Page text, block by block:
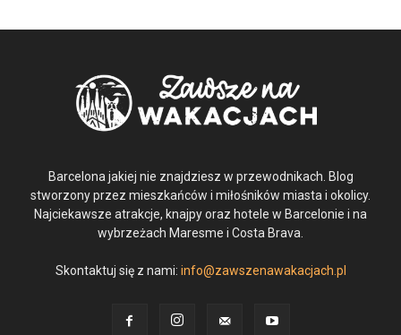
Barcelona jakiej nie znajdziesz w przewodnikach. Blog
stworzony przez mieszkańców i miłośników miasta i okolicy.
Najciekawsze atrakcje, knajpy oraz hotele w Barcelonie i na
wybrzeżach Maresme i Costa Brava.
Skontaktuj się z nami: info@zawszenawakacjach.pl